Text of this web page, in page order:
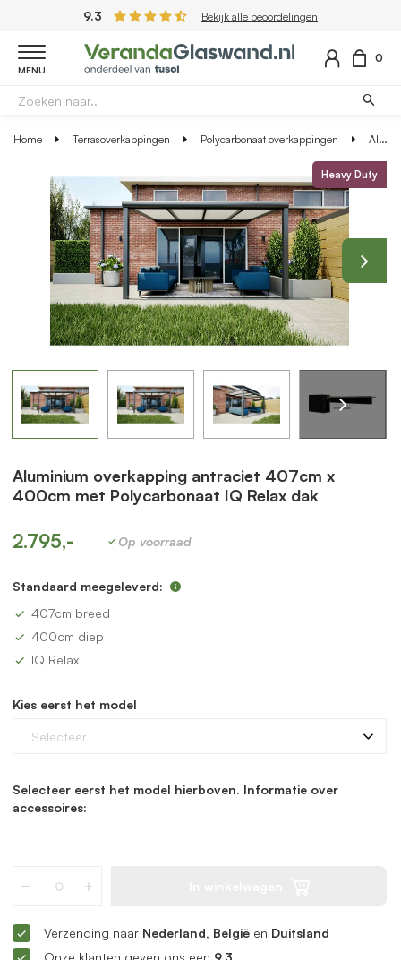
9.3 Bekijk alle beoordelingen
MENU
0
Home Terrasoverkappingen Polycarbonaat overkappingen Aluminium overkapping antraciet 407cm x 400cm met Polycarbonaat IQ Relax dak
Heavy Duty
Aluminium overkapping antraciet 407cm x
400cm met Polycarbonaat IQ Relax dak
2.795,- Op voorraad
Standaard meegeleverd:
407cm breed
400cm diep
IQ Relax
Kies eerst het model
Selecteer
Selecteer eerst het model hierboven. Informatie over
accessoires:
Verzending naar Nederland, België en Duitsland